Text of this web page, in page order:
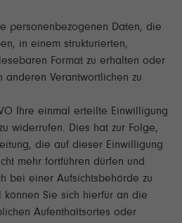
personenbezogenen Daten, die
in einem strukturierten,
Format zu erhalten oder
Verantwortlichen zu
Ihre einmal erteilte Einwilligung
widerrufen. Dies hat zur Folge,
die auf dieser Einwilligung
mehr fortführen dürfen und
bei einer Aufsichtsbehörde zu
können Sie sich hierfür an die
Aufenthaltsortes oder